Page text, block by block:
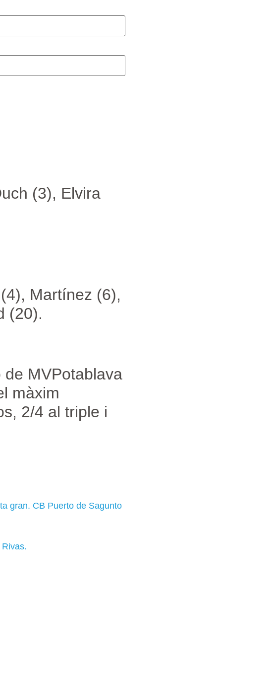
(3), Elvira
Martínez (6),
(20).
MVPotablava
màxim
2/4 al triple i
gran. CB Puerto de Sagunto